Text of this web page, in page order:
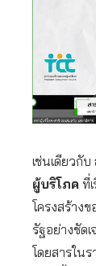
เช่นเดียวกับ
ผู้บริโภค ที่
โครงสร้าง
รัฐอย่างชัด
โดยสารใน